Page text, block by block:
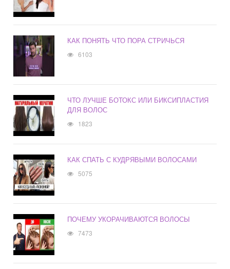
КАК ПОНЯТЬ ЧТО ПОРА СТРИЧЬСЯ
6103
ЧТО ЛУЧШЕ БОТОКС ИЛИ БИКСИПЛАСТИЯ
ДЛЯ ВОЛОС
1823
КАК СПАТЬ С КУДРЯВЫМИ ВОЛОСАМИ
5075
ПОЧЕМУ УКОРАЧИВАЮТСЯ ВОЛОСЫ
7473